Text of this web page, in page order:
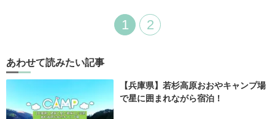
1 2
あわせて読みたい記事
【兵庫県】若杉高原おおやキャンプ場
で星に囲まれながら宿泊！